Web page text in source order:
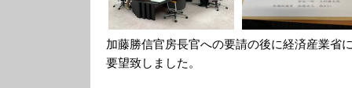
加藤勝信官房長官への要請の後に経済産業省
要望致しました。